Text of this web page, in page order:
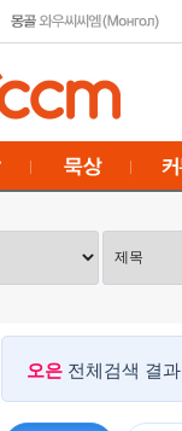
오은 전체검색 결과